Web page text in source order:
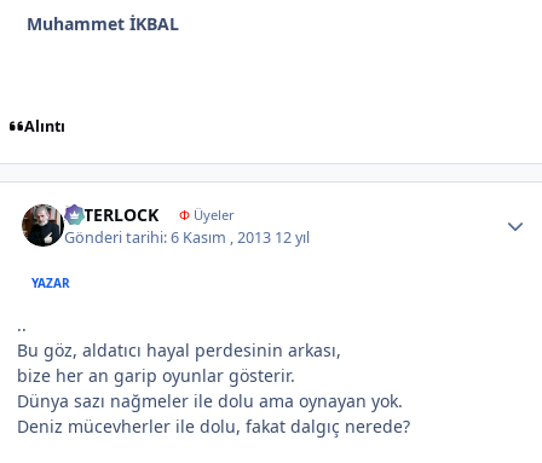
Muhammet İKBAL
Alıntı
İNTERLOCK ΦÜyeler
Gönderi tarihi:6 Kasım , 2013 12 yıl
YAZAR
..
Bu göz, aldatıcı hayal perdesinin arkası,
bize her an garip oyunlar gösterir.
Dünya sazı nağmeler ile dolu ama oynayan yok.
Deniz mücevherler ile dolu, fakat dalgıç nerede?